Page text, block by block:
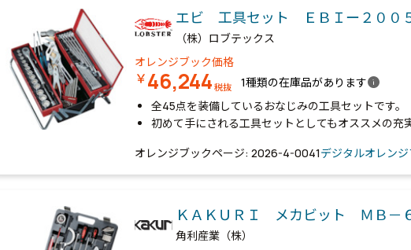
エビ 工具セット ＥＢＩー２００
（株）ロブテックス
オレンジブック価格
￥46,244 税抜 1種類の在庫品がありますinfo
全45点を装備しているおなじみの工具セットです。
初めて手にされる工具セットとしてもオススメの充
オレンジブックページ: 2026-4-0041デジタルオレン
ＫＡＫＵＲＩ メカビット ＭＢ－
角利産業（株）